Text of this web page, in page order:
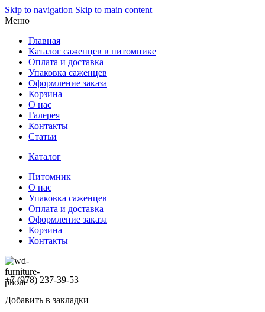
Skip to navigation Skip to main content
Меню
Главная
Каталог саженцев в питомнике
Оплата и доставка
Упаковка саженцев
Оформление заказа
Корзина
О нас
Галерея
Контакты
Статьи
Каталог
Питомник
О нас
Упаковка саженцев
Оплата и доставка
Оформление заказа
Корзина
Контакты
+7 (978) 237-39-53
Добавить в закладки